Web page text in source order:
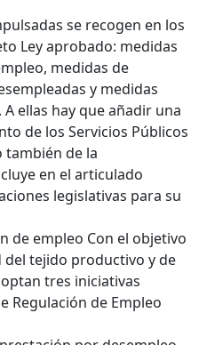
se recogen en los
Ley aprobado: medidas
medidas de
y medidas
ellas hay que añadir una
de los Servicios Públicos
también de la
en el articulado
legislativas para su
de empleo Con el objetivo
tejido productivo y de
tres iniciativas
Regulación de Empleo